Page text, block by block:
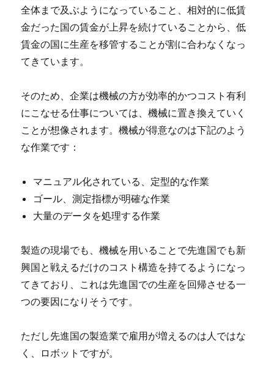
全体まで及ぶようになっていること、相対的に低賃
金だった国の賃金が上昇を続けていることから、低
賃金の国に生産を移管することが割に合わなくなっ
てきています。
そのため、企業は機械の方が効率的かつコスト有利
にこなせる仕事については、機械に置き換えていく
ことが想像されます。機械が得意なのは下記のよう
な作業です：
マニュアル化されている、定型的な作業
ゴール、測定指標が明確な作業
大量のデータを処理する作業
製造の現場でも、機械を用いることで先進国でも新
興国と戦えるだけのコスト構造を持てるようになっ
てきており、これは先進国での生産を回帰させる一
つの要因になりそうです。
ただし先進国の製造業で雇用が増えるのは人ではな
く、ロボットですが。